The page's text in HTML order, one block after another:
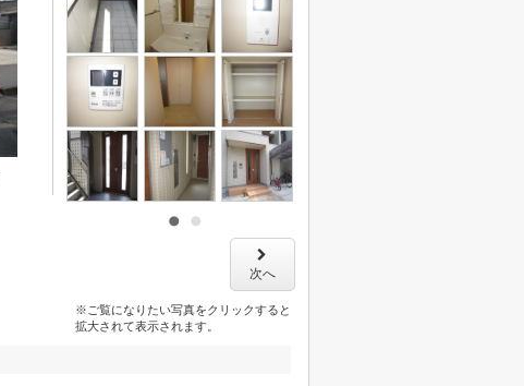
次へ
※ご覧になりたい写真をクリックすると
拡大されて表示されます。